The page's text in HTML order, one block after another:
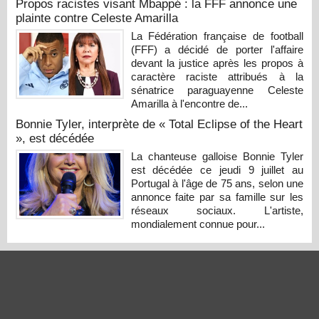
Propos racistes visant Mbappé : la FFF annonce une
plainte contre Celeste Amarilla
La Fédération française de football
(FFF) a décidé de porter l'affaire
devant la justice après les propos à
caractère raciste attribués à la
sénatrice paraguayenne Celeste
Amarilla à l'encontre de...
Bonnie Tyler, interprète de « Total Eclipse of the Heart
», est décédée
La chanteuse galloise Bonnie Tyler
est décédée ce jeudi 9 juillet au
Portugal à l'âge de 75 ans, selon une
annonce faite par sa famille sur les
réseaux sociaux. L'artiste,
mondialement connue pour...